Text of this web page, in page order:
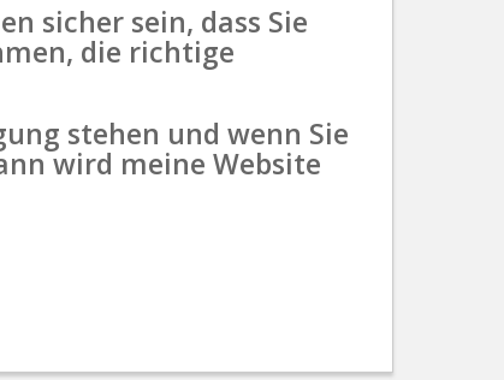
sicher sein, dass Sie
die richtige
stehen und wenn Sie
wird meine Website